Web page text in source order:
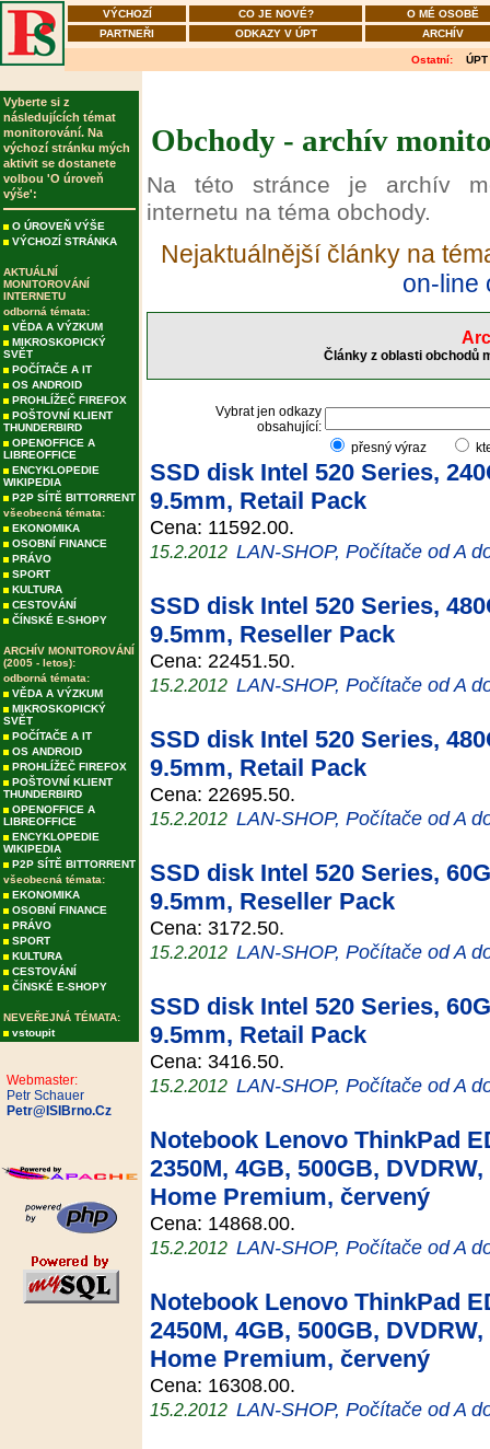
VÝCHOZÍ CO JE NOVÉ?
O MÉ OSOBĚ
PARTNEŘI
ODKAZY V ÚPT ARCHÍV
Ostatní: ÚPT
Vyberte si z
následujících témat
monitorování. Na
výchozí stránku mých
aktivit se dostanete
volbou 'O úroveň
výše':
O ÚROVEŇ VÝŠE
VÝCHOZÍ STRÁNKA
AKTUÁLNÍ
MONITOROVÁNÍ
INTERNETU
odborná témata:
VĚDA A VÝZKUM
MIKROSKOPICKÝ
SVĚT
POČÍTAČE A IT
OS ANDROID
PROHLÍŽEČ FIREFOX
POŠTOVNÍ KLIENT
THUNDERBIRD
OPENOFFICE A
LIBREOFFICE
ENCYKLOPEDIE
WIKIPEDIA
P2P SÍTĚ BITTORRENT
všeobecná témata:
EKONOMIKA
OSOBNÍ FINANCE
PRÁVO
SPORT
KULTURA
CESTOVÁNÍ
ČÍNSKÉ E-SHOPY
ARCHÍV MONITOROVÁNÍ
(2005 - letos):
odborná témata:
VĚDA A VÝZKUM
MIKROSKOPICKÝ
SVĚT
POČÍTAČE A IT
OS ANDROID
PROHLÍŽEČ FIREFOX
POŠTOVNÍ KLIENT
THUNDERBIRD
OPENOFFICE A
LIBREOFFICE
ENCYKLOPEDIE
WIKIPEDIA
P2P SÍTĚ BITTORRENT
všeobecná témata:
EKONOMIKA
OSOBNÍ FINANCE
PRÁVO
SPORT
KULTURA
CESTOVÁNÍ
ČÍNSKÉ E-SHOPY
NEVEŘEJNÁ TÉMATA:
vstoupit
Webmaster:
Petr Schauer
Petr@ISIBrno.Cz
Obchody - archív
Na této stránce je archív
internetu na téma obchody.
Nejaktuálnější články na
on-line
Články z oblasti obchodů
Vybrat jen odkazy
obsahující:
přesný výraz
SSD disk Intel 520 Series,
9.5mm, Retail Pack
Cena: 11592.00.
15.2.2012 LAN-SHOP, Počítače od A
SSD disk Intel 520 Series,
9.5mm, Reseller Pack
Cena: 22451.50.
15.2.2012 LAN-SHOP, Počítače od A
SSD disk Intel 520 Series,
9.5mm, Retail Pack
Cena: 22695.50.
15.2.2012 LAN-SHOP, Počítače od A
SSD disk Intel 520 Series,
9.5mm, Reseller Pack
Cena: 3172.50.
15.2.2012 LAN-SHOP, Počítače od A
SSD disk Intel 520 Series,
9.5mm, Retail Pack
Cena: 3416.50.
15.2.2012 LAN-SHOP, Počítače od A
Notebook Lenovo ThinkPad
2350M, 4GB, 500GB,
Home Premium, červený
Cena: 14868.00.
15.2.2012 LAN-SHOP, Počítače od A
Notebook Lenovo ThinkPad
2450M, 4GB, 500GB,
Home Premium, červený
Cena: 16308.00.
15.2.2012 LAN-SHOP, Počítače od A